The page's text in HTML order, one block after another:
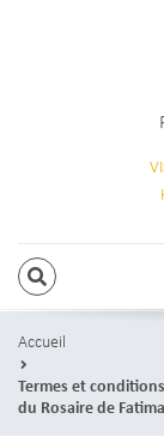
RECHERCHE
Accueil
Termes et
du Rosaire de Fatima